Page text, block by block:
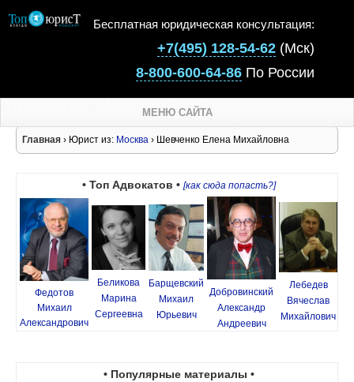
Бесплатная юридическая консультация:
+7(495) 128-54-62 (Мск)
8-800-600-64-86 По России
МЕНЮ САЙТА
Главная › Юрист из: Москва › Шевченко Елена Михайловна
• Топ Адвокатов • [как сюда попасть?]
Федотов
Михаил
Александрович
Беликова
Марина
Сергеевна
Барщевский
Михаил
Юрьевич
Добровинский
Александр
Андреевич
Лебедев
Вячеслав
Михайлович
• Популярные материалы •